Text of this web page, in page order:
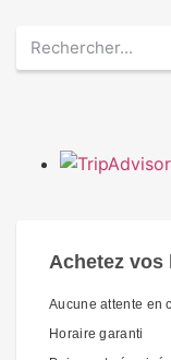
Achetez vos
Aucune attente en
Horaire garanti